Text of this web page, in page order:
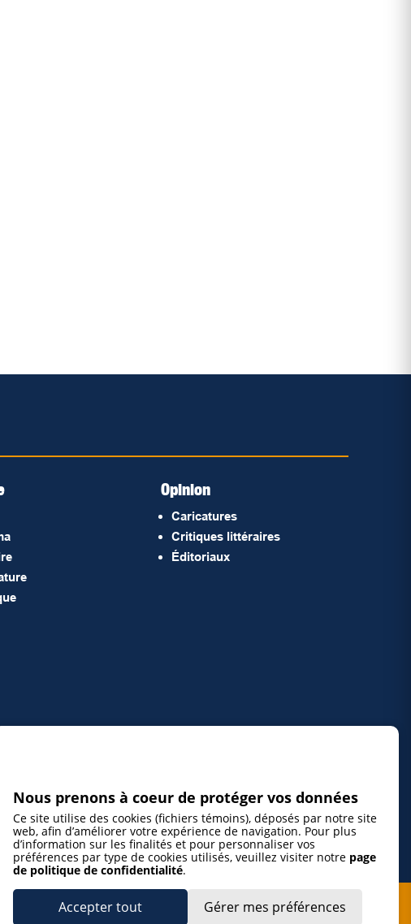
Opinion
Caricatures
Critiques littéraires
Éditoriaux
J’accepte de m’abonner à l’infolettre de La Gazette de la Mauricie et de
Nous prenons à coeur de protéger vos données
Ce site utilise des cookies (fichiers témoins), déposés par notre site
web, afin d’améliorer votre expérience de navigation. Pour plus
d’information sur les finalités et pour personnaliser vos
préférences par type de cookies utilisés, veuillez visiter notre page
de politique de confidentialité.
Accepter tout Gérer mes préférences